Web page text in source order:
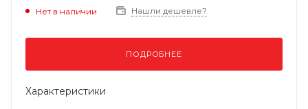
Нет в наличии Нашли дешевле?
ПОДРОБНЕЕ
Характеристики